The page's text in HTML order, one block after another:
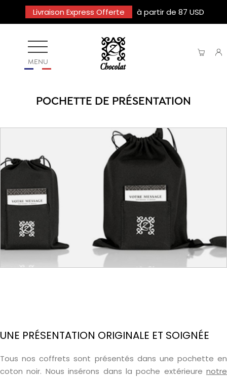
Livraison Express Offerte à partir de 87 USD
MENU
POCHETTE DE PRÉSENTATION
UNE PRÉSENTATION ORIGINALE ET SOIGNÉE
Tous nos coffrets sont présentés dans une pochette en
coton noir. Nous insérons dans la poche extérieure notre